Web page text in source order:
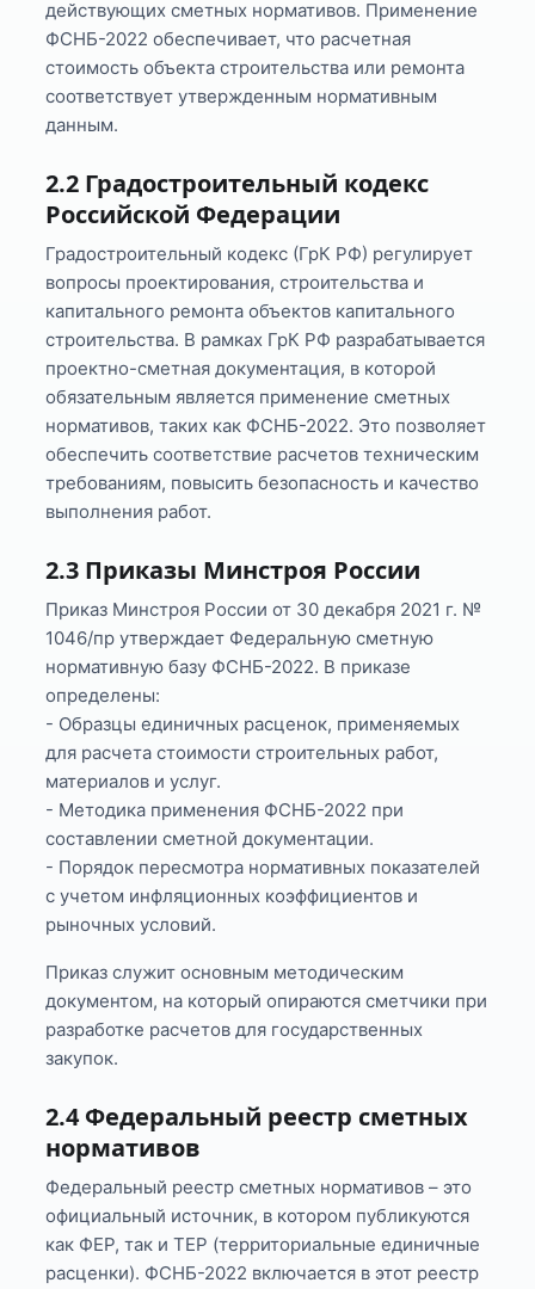
действующих сметных нормативов. Применение
ФСНБ-2022 обеспечивает, что расчетная
стоимость объекта строительства или ремонта
соответствует утвержденным нормативным
данным.
2.2 Градостроительный кодекс
Российской Федерации
Градостроительный кодекс (ГрК РФ) регулирует
вопросы проектирования, строительства и
капитального ремонта объектов капитального
строительства. В рамках ГрК РФ разрабатывается
проектно-сметная документация, в которой
обязательным является применение сметных
нормативов, таких как ФСНБ-2022. Это позволяет
обеспечить соответствие расчетов техническим
требованиям, повысить безопасность и качество
выполнения работ.
2.3 Приказы Минстроя России
Приказ Минстроя России от 30 декабря 2021 г. №
1046/пр утверждает Федеральную сметную
нормативную базу ФСНБ-2022. В приказе
определены:
- Образцы единичных расценок, применяемых
для расчета стоимости строительных работ,
материалов и услуг.
- Методика применения ФСНБ-2022 при
составлении сметной документации.
- Порядок пересмотра нормативных показателей
с учетом инфляционных коэффициентов и
рыночных условий.
Приказ служит основным методическим
документом, на который опираются сметчики при
разработке расчетов для государственных
закупок.
2.4 Федеральный реестр сметных
нормативов
Федеральный реестр сметных нормативов – это
официальный источник, в котором публикуются
как ФЕР, так и ТЕР (территориальные единичные
расценки). ФСНБ-2022 включается в этот реестр